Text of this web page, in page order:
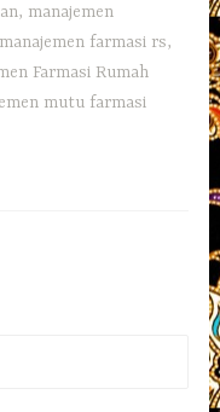
, manajemen
manajemen farmasi rs,
Farmasi Rumah
mutu farmasi